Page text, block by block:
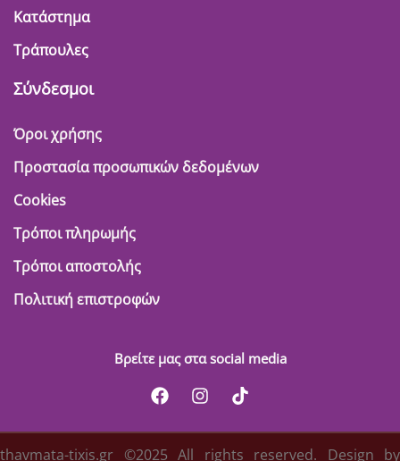
Κατάστημα
Τράπουλες
Σύνδεσμοι
Όροι χρήσης
Προστασία προσωπικών δεδομένων
Cookies
Τρόποι πληρωμής
Τρόποι αποστολής
Πολιτική επιστροφών
Βρείτε μας στα social media
thavmata-tixis.gr ©2025 All rights reserved. Design by